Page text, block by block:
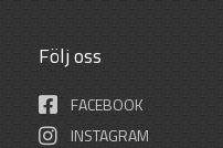
Följ oss
FACEBOOK
INSTAGRAM